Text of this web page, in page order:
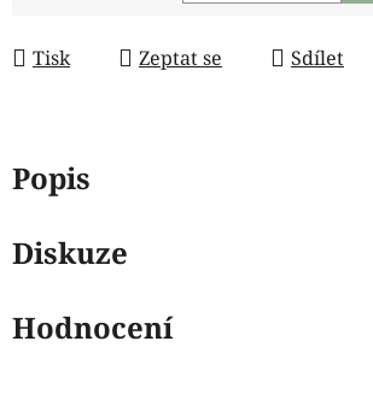
Tisk Zeptat se Sdílet
Popis
Diskuze
Hodnocení